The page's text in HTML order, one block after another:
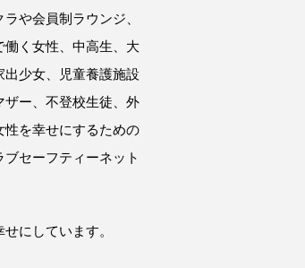
や会員制ラウンジ、
働く女性、中高生、大
少女、児童養護施設
ー、不登校生徒、外
性を幸せにするための
セーフティーネット
にしています。